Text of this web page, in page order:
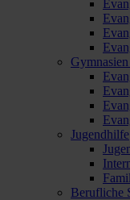
Jugendhilfe
Berufliche